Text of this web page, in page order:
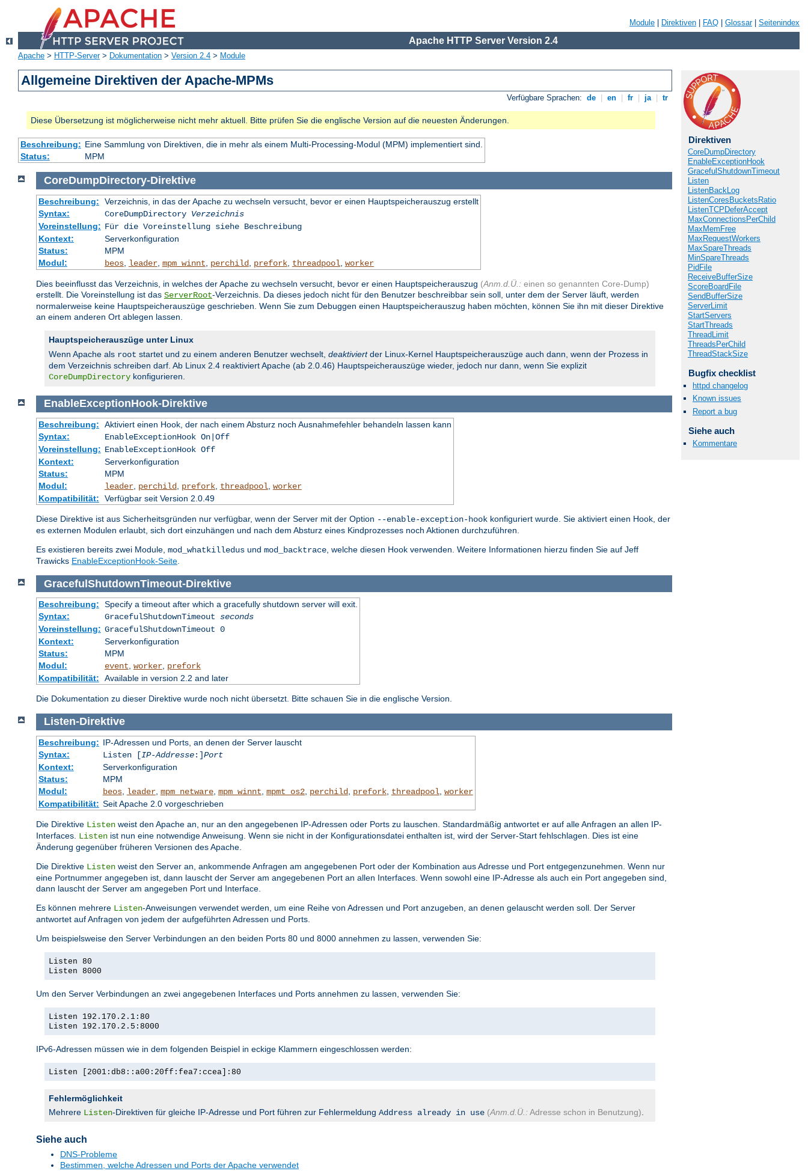
Module Direktiven FAQ Glossar| Seitenindex
Apache HTTP Server Version 2.4
Apache > HTTP-Server> Dokumentation > Version 2.4 > Module
Allgemeine Direktiven der Apache-MPMs
Verfügbare Sprachen: de en fr ja tr
Diese Übersetzung ist möglicherweise nicht mehr aktuell. Bitte prüfen Sie die englische Version auf die neuesten Änderungen.
Beschreibung: Eine Sammlung von Direktiven, die in mehr als einem Multi-Processing-Modul (MPM) implementiert sind.
Status:
MPM
Direktiven
CoreDumpDirectory
EnableExceptionHook
GracefulShutdownTimeout
Listen
ListenBackLog
ListenCoresBucketsRatio
ListenTCPDeferAccept
MaxConnectionsPerChild
MaxMemFree
MaxRequestWorkers
MaxSpareThreads
MinSpareThreads
PidFile
ReceiveBufferSize
ScoreBoardFile
SendBufferSize
ServerLimit
StartServers
StartThreads
ThreadLimit
ThreadsPerChild
ThreadStackSize
Bugfix checklist
httpd changelog
Known issues
Report a bug
Siehe auch
Kommentare
CoreDumpDirectory-Direktive
Beschreibung:
Verzeichnis, in das der Apache zu wechseln versucht, bevor er einen Hauptspeicherauszug erstellt
Syntax:
CoreDumpDirectory Verzeichnis
Voreinstellung: Für die Voreinstellung siehe Beschreibung
Kontext:
Serverkonfiguration
Status:
MPM
Modul:
beos, leader, mpm_winnt perchild, prefork, threadpool worker
Dies beeinflusst das Verzeichnis, in welches der Apache zu wechseln versucht, bevor er einen Hauptspeicherauszug (Anm.d.Ü.: einen so genannten Core-Dump)
erstellt. Die Voreinstellung ist das ServerRoot-Verzeichnis. Da dieses jedoch nicht für den Benutzer beschreibbar sein soll, unter dem der Server läuft, werden
normalerweise keine Hauptspeicherauszüge geschrieben. Wenn Sie zum Debuggen einen Hauptspeicherauszug haben möchten, können Sie ihn mit dieser Direktive
an einem anderen Ort ablegen lassen.
Hauptspeicherauszüge unter Linux
Wenn Apache als root startet und zu einem anderen Benutzer wechselt, deaktiviertder Linux-Kernel Hauptspeicherauszüge auch dann, wenn der Prozess in
dem Verzeichnis schreiben darf. Ab Linux 2.4 reaktiviert Apache (ab 2.0.46) Hauptspeicherauszüge wieder, jedoch nur dann, wenn Sie explizit
CoreDumpDirectory konfigurieren.
EnableExceptionHook-Direktive
Beschreibung:
Aktiviert einen Hook, der nach einem Absturz noch Ausnahmefehler behandeln lassen kann
Syntax:
EnableExceptionHook On|Off
Voreinstellung: EnableExceptionHook Off
Kontext:
Serverkonfiguration
Status:
MPM
Modul:
leader, perchild, prefork, threadpool worker
Kompatibilität:
Verfügbar seit Version 2.0.49
Diese Direktive ist aus Sicherheitsgründen nur verfügbar, wenn der Server mit der Option --enable-exception-hook konfiguriert wurde. Sie aktiviert einen Hook, der
es externen Modulen erlaubt, sich dort einzuhängen und nach dem Absturz eines Kindprozesses noch Aktionen durchzuführen.
Es existieren bereits zwei Module, mod_whatkilledus und mod_backtrace , welche diesen Hook verwenden. Weitere Informationen hierzu finden Sie auf Jeff
Trawicks EnableExceptionHook-Seite
GracefulShutdownTimeout-Direktive
Beschreibung:
Specify a timeout after which a gracefully shutdown server will exit.
Syntax:
GracefulShutdownTimeout seconds
Voreinstellung: GracefulShutdownTimeout 0
Kontext:
Serverkonfiguration
Status:
MPM
Modul:
event, worker, prefork
Kompatibilität:
Available in version 2.2 and later
Die Dokumentation zu dieser Direktive wurde noch nicht übersetzt. Bitte schauen Sie in die englische Version.
Listen-Direktive
Beschreibung: IP-Adressen und Ports, an denen der Server lauscht
Syntax:
Listen [IP-Addresse:]Port
Kontext:
Serverkonfiguration
Status:
MPM
Modul:
beos, leader, mpm_netware, mpm_winnt mpmt_os2, perchild, prefork, threadpool worker
Kompatibilität: Seit Apache 2.0 vorgeschrieben
Die Direktive Listen weist den Apache an, nur an den angegebenen IP-Adressen oder Ports zu lauschen. Standardmäßig antwortet er auf alle Anfragen an allen IP-
Interfaces. Listen ist nun eine notwendige Anweisung. Wenn sie nicht in der Konfigurationsdatei enthalten ist, wird der Server-Start fehlschlagen. Dies ist eine
Änderung gegenüber früheren Versionen des Apache.
Die Direktive Listen weist den Server an, ankommende Anfragen am angegebenen Port oder der Kombination aus Adresse und Port entgegenzunehmen. Wenn nur
eine Portnummer angegeben ist, dann lauscht der Server am angegebenen Port an allen Interfaces. Wenn sowohl eine IP-Adresse als auch ein Port angegeben sind,
dann lauscht der Server am angegeben Port und Interface.
Es können mehrere Listen-Anweisungen verwendet werden, um eine Reihe von Adressen und Port anzugeben, an denen gelauscht werden soll. Der Server
antwortet auf Anfragen von jedem der aufgeführten Adressen und Ports.
Um beispielsweise den Server Verbindungen an den beiden Ports 80 und 8000 annehmen zu lassen, verwenden Sie:
Listen 80
Listen 8000
Um den Server Verbindungen an zwei angegebenen Interfaces und Ports annehmen zu lassen, verwenden Sie:
Listen 192.170.2.1:80
Listen 192.170.2.5:8000
IPv6-Adressen müssen wie in dem folgenden Beispiel in eckige Klammern eingeschlossen werden:
Listen [2001:db8::a00:20ff:fea7:ccea]:80
Fehlermöglichkeit
Mehrere Listen-Direktiven für gleiche IP-Adresse und Port führen zur Fehlermeldung Address already in use (Anm.d.Ü.: Adresse schon in Benutzung)
Siehe auch
DNS-Probleme
Bestimmen, welche Adressen und Ports der Apache verwendet